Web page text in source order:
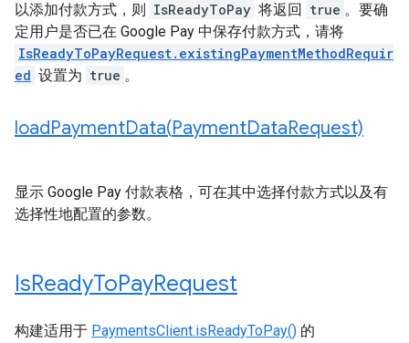
以添加付款方式，则 IsReadyToPay 将返回 true 。要确
定用户是否已在 Google Pay 中保存付款方式，请将
IsReadyToPayRequest.existingPaymentMethodRequir
ed 设置为 true 。
loadPaymentData(PaymentDataRequest)
显示 Google Pay 付款表格，可在其中选择付款方式以及有
选择性地配置的参数。
IsReadyToPayRequest
构建适用于 PaymentsClient.isReadyToPay() 的